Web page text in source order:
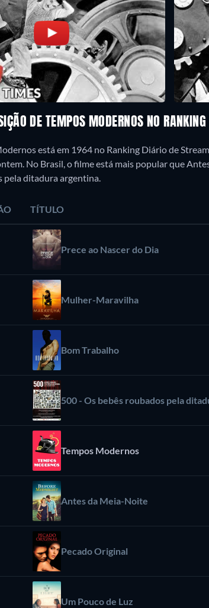
DE TEMPOS MODERNOS NO
está em 1964 no Ranking Diário de
No Brasil, o filme está mais popular que
pela ditadura argentina.
TÍTULO
Prece ao Nascer do Dia
Mulher-Maravilha
Bom Trabalho
500 - Os bebês roubados pela
Tempos Modernos
Antes da Meia-Noite
Pecado Original
Um Pouco de Luz